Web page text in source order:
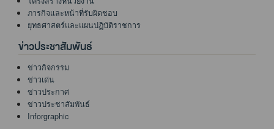
ภารกิจและหน้าที่รับผิดชอบ
ยุทธศาสตร์และแผนปฏิบัติราชการ
ข่าวประชาสัมพันธ์
ข่าวกิจกรรม
ข่าวเด่น
ข่าวประกาศ
ข่าวประชาสัมพันธ์
Inforgraphic